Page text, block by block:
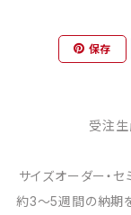
保存
受注生
サイズオーダー・
約3～5週間の納期